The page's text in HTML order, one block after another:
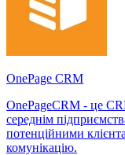
OnePage CRM
OnePageCRM - це
середнім
потенційними
комунікацію.